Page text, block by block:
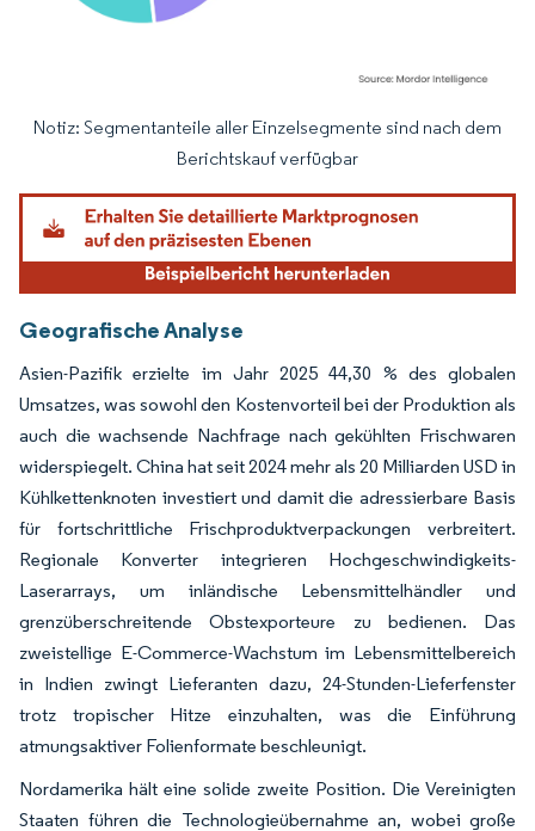
Bild © Mordor Intelligence. Wiederverwendung erfordert Namensnennung
Notiz: Segmentanteile aller Einzelsegmente sind nach dem
Berichtskauf verfügbar
Geografische Analyse
Asien-Pazifik erzielte im Jahr 2025 44,30 % des globalen
Umsatzes, was sowohl den Kostenvorteil bei der Produktion als
auch die wachsende Nachfrage nach gekühlten Frischwaren
widerspiegelt. China hat seit 2024 mehr als 20 Milliarden USD in
Kühlkettenknoten investiert und damit die adressierbare Basis
für fortschrittliche Frischproduktverpackungen verbreitert.
Regionale Konverter integrieren Hochgeschwindigkeits-
Laserarrays, um inländische Lebensmittelhändler und
grenzüberschreitende Obstexporteure zu bedienen. Das
zweistellige E-Commerce-Wachstum im Lebensmittelbereich
in Indien zwingt Lieferanten dazu, 24-Stunden-Lieferfenster
trotz tropischer Hitze einzuhalten, was die Einführung
atmungsaktiver Folienformate beschleunigt.
Nordamerika hält eine solide zweite Position. Die Vereinigten
Staaten führen die Technologieübernahme an, wobei große